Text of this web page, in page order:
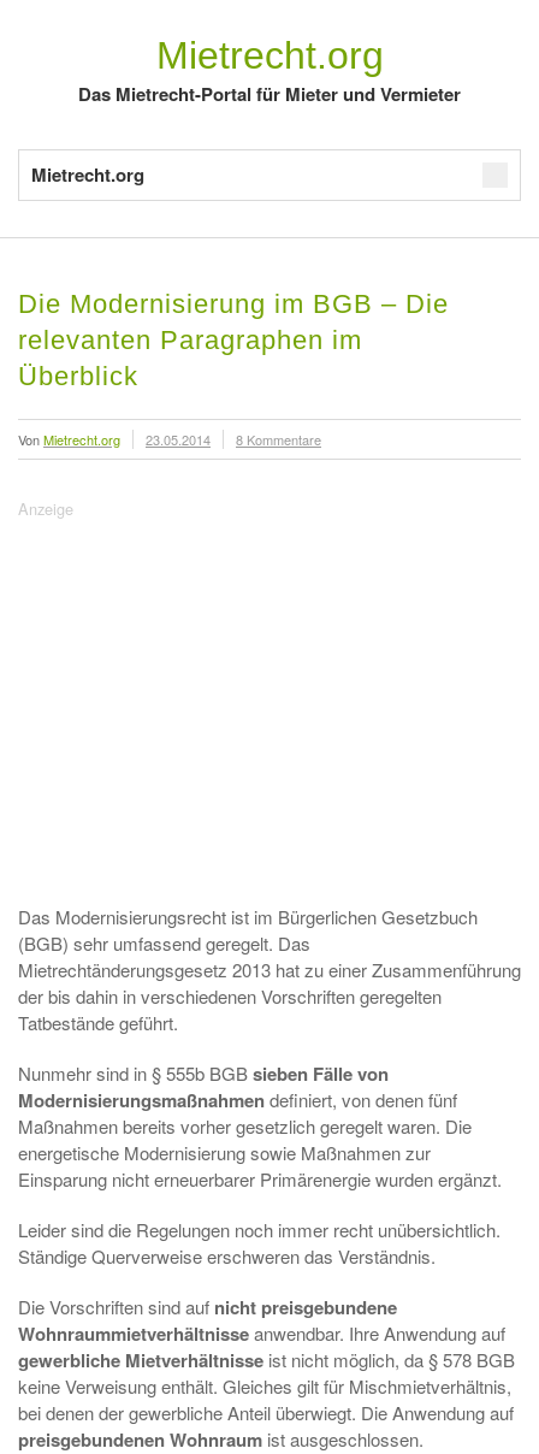
Mietrecht.org
Das Mietrecht-Portal für Mieter und Vermieter
Mietrecht.org
Die Modernisierung im BGB – Die
relevanten Paragraphen im
Überblick
VonMietrecht.org 23.05.2014 8 Kommentare
Das Modernisierungsrecht ist im Bürgerlichen Gesetzbuch
(BGB) sehr umfassend geregelt. Das
Mietrechtänderungsgesetz 2013 hat zu einer Zusammenführung
der bis dahin in verschiedenen Vorschriften geregelten
Tatbestände geführt.
Nunmehr sind in § 555b BGBsieben Fälle von
Modernisierungsmaßnahmendefiniert, von denen fünf
Maßnahmen bereits vorher gesetzlich geregelt waren. Die
energetische Modernisierung sowie Maßnahmen zur
Einsparung nicht erneuerbarer Primärenergie wurden ergänzt.
Leider sind die Regelungen noch immer recht unübersichtlich.
Ständige Querverweise erschweren das Verständnis.
Die Vorschriften sind auf nicht preisgebundene
Wohnraummietverhältnisseanwendbar. Ihre Anwendung auf
gewerbliche Mietverhältnisse ist nicht möglich, da § 578 BGB
keine Verweisung enthält. Gleiches gilt für Mischmietverhältnis,
bei denen der gewerbliche Anteil überwiegt. Die Anwendung auf
preisgebundenen Wohnraum ist ausgeschlossen.